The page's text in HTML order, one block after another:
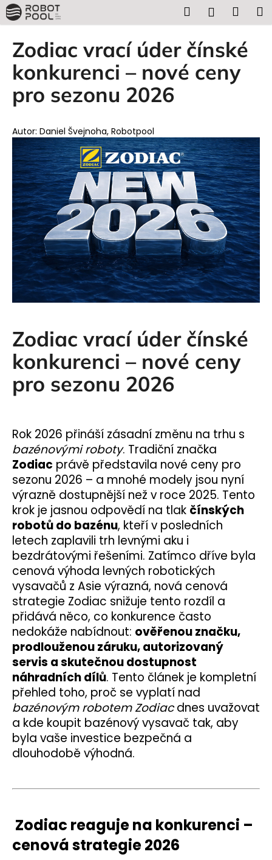
Přejít
na
obsah
Hledat
Zodiac vrací úder čínské
konkurenci – nové ceny
pro sezonu 2026
Autor: Daniel Švejnoha, Robotpool
Zodiac vrací úder čínské
konkurenci – nové ceny
pro sezonu 2026
Rok 2026 přináší zásadní změnu na trhu s
bazénovými roboty. Tradiční značka
Zodiac právě představila nové ceny pro
sezonu 2026 – a mnohé modely jsou nyní
výrazně dostupnější než v roce 2025. Tento
krok je jasnou odpovědí na tlak čínských
robotů do bazénu, kteří v posledních
letech zaplavili trh levnými aku i
bezdrátovými řešeními. Zatímco dříve byla
cenová výhoda levných robotických
vysavačů z Asie výrazná, nová cenová
strategie Zodiac snižuje tento rozdíl a
přidává něco, co konkurence často
nedokáže nabídnout: ověřenou značku,
prodlouženou záruku, autorizovaný
servis a skutečnou dostupnost
náhradních dílů. Tento článek je kompletní
přehled toho, proč se vyplatí nad
bazénovým robotem Zodiacdnes uvažovat
a kde koupit bazénový vysavač tak, aby
byla vaše investice bezpečná a
dlouhodobě výhodná.
Zodiac reaguje na konkurenci –
cenová strategie 2026
K
o
C
o
p
t
ř
e
b
u
j
e
t
e
n
a
j
t
?
D
o
p
o
r
u
č
u
j
e
m
e
ZODIAC
RF
5600IQ
-
FREERIDER
34
980
Kč
Původně:
45
950